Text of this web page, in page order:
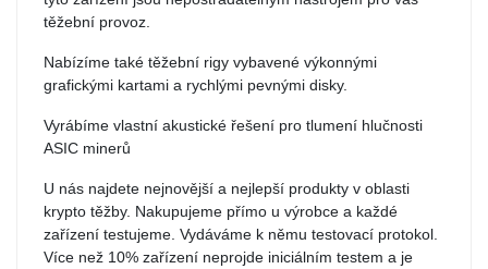
těžební provoz.
Nabízíme také těžební rigy vybavené výkonnými
grafickými kartami a rychlými pevnými disky.
Vyrábíme vlastní akustické řešení pro tlumení hlučnosti
ASIC minerů
U nás najdete nejnovější a nejlepší produkty v oblasti
krypto těžby. Nakupujeme přímo u výrobce a každé
zařízení testujeme. Vydáváme k němu testovací protokol.
Více než 10% zařízení neprojde iniciálním testem a je